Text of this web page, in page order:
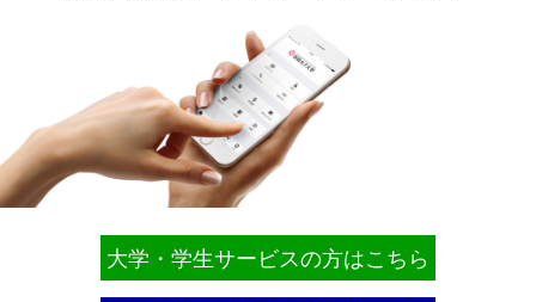
大学・学生サービスの方はこちら